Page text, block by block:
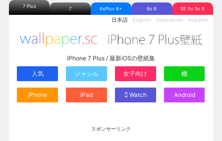
7 Plus 7 6sPlus 6+ 6s 6 SE 5s 5c 5
日本語 English Indonesian español
iPhone 7 Plus / 最新iOSの壁紙集
人気 ジャンル 女子向け 棚
iPhone iPad Watch Android
スポンサーリンク